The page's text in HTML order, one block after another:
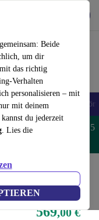
Beide
um dir
das richtig
Verhalten
personalisieren – mit
mit deinem
kannst du jederzeit
. Lies die
Smartwatches Zubehör
– Code: MACPAD5
569,00 €